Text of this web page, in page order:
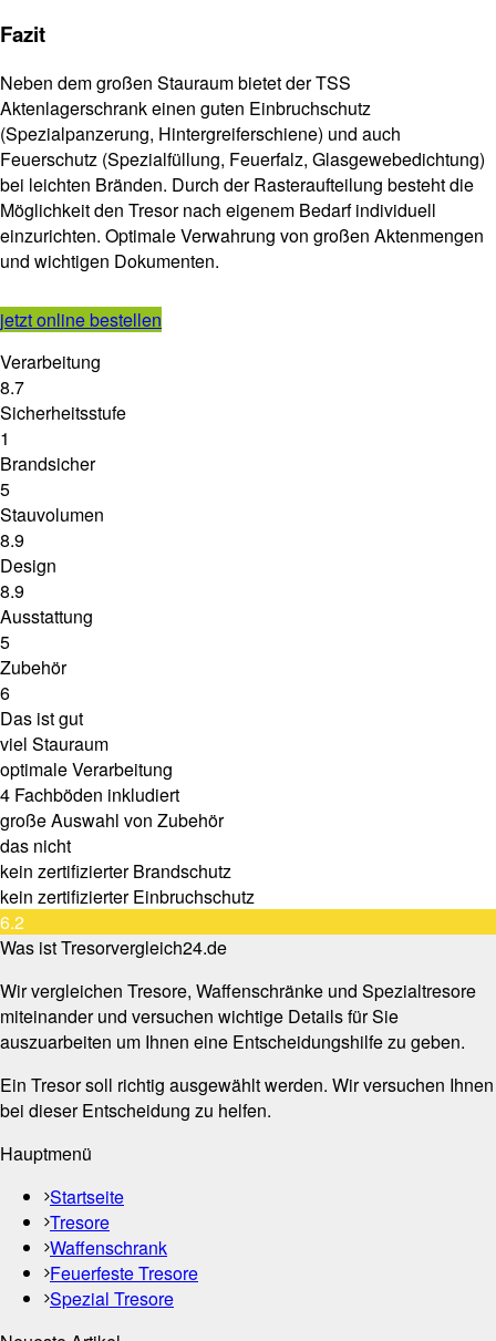
Fazit
Neben dem großen Stauraum bietet der TSS
Aktenlagerschrank einen guten Einbruchschutz
(Spezialpanzerung, Hintergreiferschiene) und auch
Feuerschutz (Spezialfüllung, Feuerfalz, Glasgewebedichtung)
bei leichten Bränden. Durch der Rasteraufteilung besteht die
Möglichkeit den Tresor nach eigenem Bedarf individuell
einzurichten. Optimale Verwahrung von großen Aktenmengen
und wichtigen Dokumenten.
jetzt online bestellen
Verarbeitung
8.7
Sicherheitsstufe
1
Brandsicher
5
Stauvolumen
8.9
Design
8.9
Ausstattung
5
Zubehör
6
Das ist gut
viel Stauraum
optimale Verarbeitung
4 Fachböden inkludiert
große Auswahl von Zubehör
das nicht
kein zertifizierter Brandschutz
kein zertifizierter Einbruchschutz
6.2
Was ist Tresorvergleich24.de
Wir vergleichen Tresore, Waffenschränke und Spezialtresore
miteinander und versuchen wichtige Details für Sie
auszuarbeiten um Ihnen eine Entscheidungshilfe zu geben.
Ein Tresor soll richtig ausgewählt werden. Wir versuchen Ihnen
bei dieser Entscheidung zu helfen.
Hauptmenü
Startseite
Tresore
Waffenschrank
Feuerfeste Tresore
Spezial Tresore